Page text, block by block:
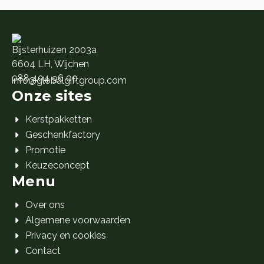
Bijsterhuizen 2003a
6604 LH, Wijchen
088 404 96 00
info@globalgiftgroup.com
Onze sites
Kerstpakketten
Geschenkfactory
Promotie
Keuzeconcept
Menu
Over ons
Algemene voorwaarden
Privacy en cookies
Contact